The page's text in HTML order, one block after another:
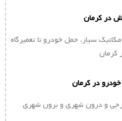
در کرمان
سیار، حمل خودرو تا تعمیرگاه
کرمان
در کرمان
و درون شهری و برون شهری